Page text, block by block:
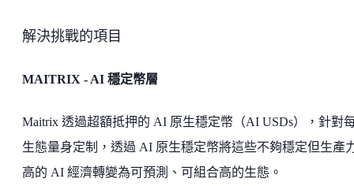
解決挑戰的項目
MAITRIX - AI 穩定幣層
Maitrix 透過超額抵押的 AI 原生穩定幣（AI USDs），針對
生態量身定制，透過 AI 原生穩定幣將這些不夠穩定但生產
高的 AI 經濟轉變為可預測、可組合高的生態。